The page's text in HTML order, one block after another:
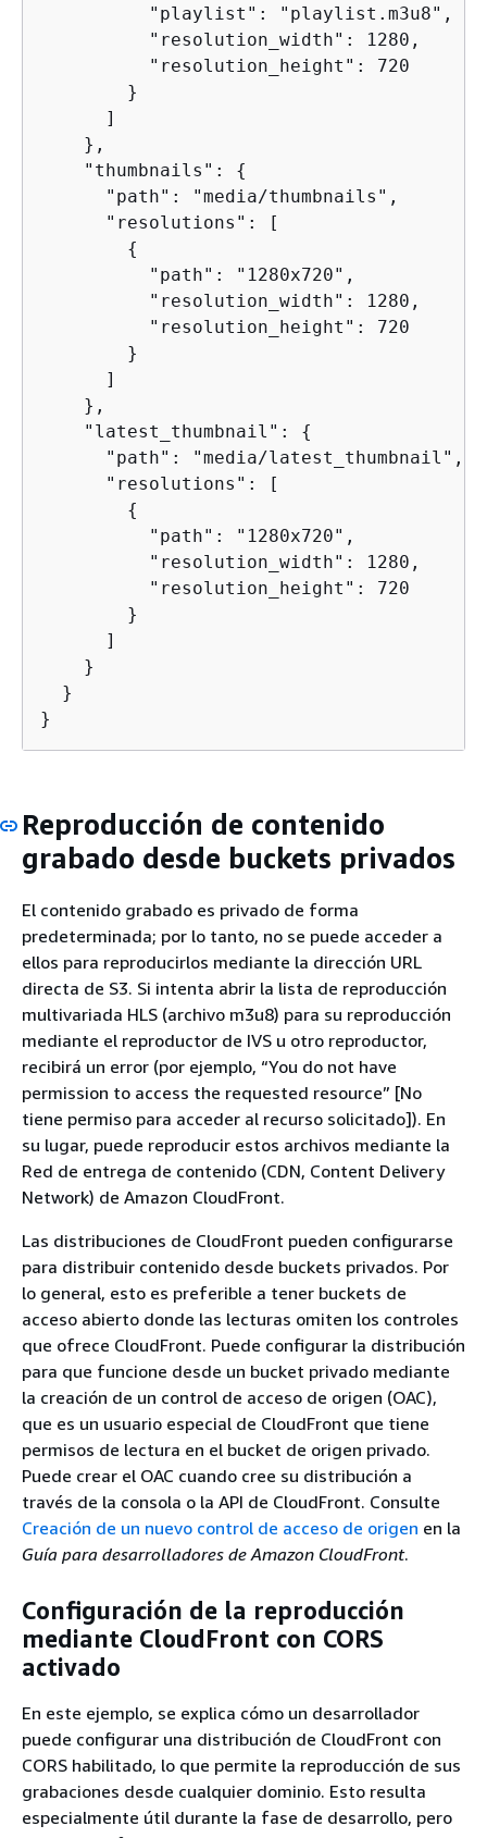
          "playlist": "playlist.m3u8",
          "resolution_width": 1280,
          "resolution_height": 720
        }
      ]
    },
    "thumbnails":
{
      "path": "media/thumbnails",
      "resolutions": [
{
          "path": "1280x720",
          "resolution_width": 1280,
          "resolution_height": 720
        }
      ]
    },
    "latest_thumbnail":
{
      "path": "media/latest_thumbnail",
      "resolutions": [
{
          "path": "1280x720",
          "resolution_width": 1280,
          "resolution_height": 720
        }
      ]
    }
  }
}
Reproducción de contenido
grabado desde buckets privados
El contenido grabado es privado de forma
predeterminada; por lo tanto, no se puede acceder a
ellos para reproducirlos mediante la dirección URL
directa de S3. Si intenta abrir la lista de reproducción
multivariada HLS (archivo m3u8) para su reproducción
mediante el reproductor de IVS u otro reproductor,
recibirá un error (por ejemplo, “You do not have
permission to access the requested resource” [No
tiene permiso para acceder al recurso solicitado]). En
su lugar, puede reproducir estos archivos mediante la
Red de entrega de contenido (CDN, Content Delivery
Network) de Amazon CloudFront.
Las distribuciones de CloudFront pueden configurarse
para distribuir contenido desde buckets privados. Por
lo general, esto es preferible a tener buckets de
acceso abierto donde las lecturas omiten los controles
que ofrece CloudFront. Puede configurar la distribución
para que funcione desde un bucket privado mediante
la creación de un control de acceso de origen (OAC),
que es un usuario especial de CloudFront que tiene
permisos de lectura en el bucket de origen privado.
Puede crear el OAC cuando cree su distribución a
través de la consola o la API de CloudFront. Consulte
Creación de un nuevo control de acceso de origen en la
Guía para desarrolladores de Amazon CloudFront.
Configuración de la reproducción
mediante CloudFront con CORS
activado
En este ejemplo, se explica cómo un desarrollador
puede configurar una distribución de CloudFront con
CORS habilitado, lo que permite la reproducción de sus
grabaciones desde cualquier dominio. Esto resulta
especialmente útil durante la fase de desarrollo, pero